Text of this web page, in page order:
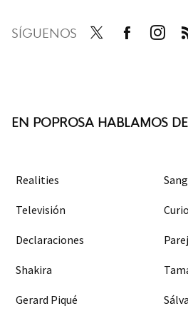
SÍGUENOS
EN POPROSA HABLAMOS
Realities
Televisión
Declaraciones
Shakira
Gerard Piqué